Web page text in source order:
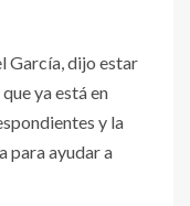
García, dijo estar
ya está en
y la
para ayudar a